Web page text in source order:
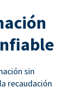
sin
recaudación